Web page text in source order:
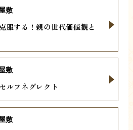
服する！親の世代価値観と
敷
ルフネグレクト
敷
敷